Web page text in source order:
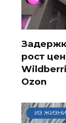
рост
Ozon
ИЗ ЖИЗНИ